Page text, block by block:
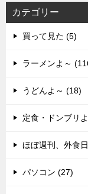
カテゴリー
買って見た (5)
ラーメンよ～
うどんよ～ (18)
定食・ドンブリ
ほぼ週刊、外食
パソコン (27)